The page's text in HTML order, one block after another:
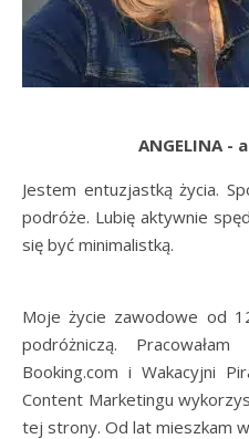
ANGELINA -
Jestem entuzjastką życia.
podróże. Lubię aktywnie
się być minimalistką.
Moje życie zawodowe od
podróżniczą.
Booking.com i Wakacyjni
Content Marketingu
tej strony. Od lat mieszkam